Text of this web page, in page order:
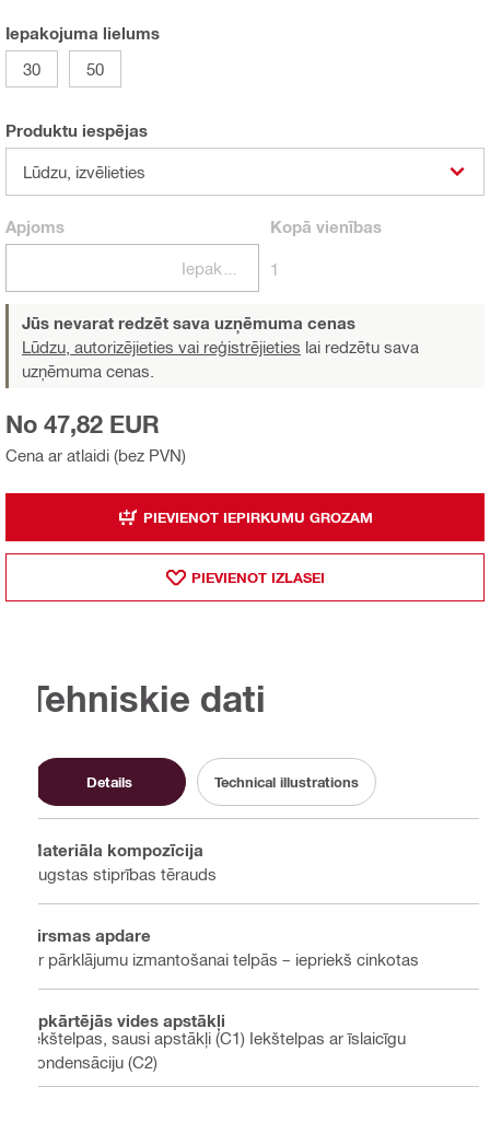
Iepakojuma lielums
30
50
Produktu iespējas
Lūdzu, izvēlieties
Apjoms Kopā vienības
1
Jūs nevarat redzēt sava uzņēmuma cenas
Lūdzu, autorizējieties vai reģistrējieties lai redzētu sava
uzņēmuma cenas.
Cena ar atlaidi (bez PVN)
No 47,82 EUR
PIEVIENOT IEPIRKUMU GROZAM
PIEVIENOT IZLASEI
Tehniskie dati
Details Technical illustrations
Materiāla kompozīcija
Augstas stiprības tērauds
Virsmas apdare
Ar pārklājumu izmantošanai telpās – iepriekš cinkotas
Apkārtējās vides apstākļi
Iekštelpas, sausi apstākļi (C1) Iekštelpas ar īslaicīgu
kondensāciju (C2)